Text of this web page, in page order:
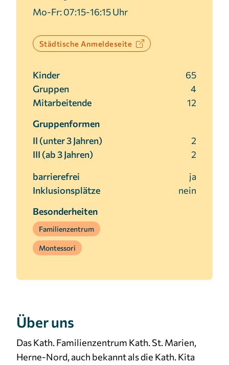
Mo-Fr: 07:15-16:15 Uhr
Städtische Anmeldeseite
Kinder
65
Gruppen
4
Mitarbeitende
12
Gruppenformen
II (unter 3 Jahren)
2
III (ab 3 Jahren)
2
barrierefrei
ja
Inklusionsplätze
nein
Besonderheiten
Familienzentrum
Montessori
Über uns
Das Kath. Familienzentrum Kath. St. Marien,
Herne-Nord, auch bekannt als die Kath. Kita
MARKETING
verwendet, um personalisierte Werbung
anzuzeigen. Sie tun dies, indem sie Besucher über
Websites hinweg verfolgen.
Facebook Pixel
Name:
_fbp
Anbieter:
Anzeigen von personalisierter Werbung und
Auswertung der Leistung von Werbekampagnen.
Cookie Laufzeit:
3 Monate